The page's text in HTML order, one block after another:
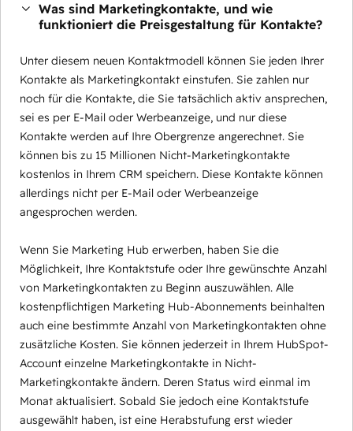
Was sind Marketingkontakte, und wie
funktioniert die Preisgestaltung für Kontakte?
Unter diesem neuen Kontaktmodell können Sie jeden Ihrer
Kontakte als Marketingkontakt einstufen. Sie zahlen nur
noch für die Kontakte, die Sie tatsächlich aktiv ansprechen,
sei es per E-Mail oder Werbeanzeige, und nur diese
Kontakte werden auf Ihre Obergrenze angerechnet. Sie
können bis zu 15 Millionen Nicht-Marketingkontakte
kostenlos in Ihrem CRM speichern. Diese Kontakte können
allerdings nicht per E-Mail oder Werbeanzeige
angesprochen werden.
Wenn Sie Marketing Hub erwerben, haben Sie die
Möglichkeit, Ihre Kontaktstufe oder Ihre gewünschte Anzahl
von Marketingkontakten zu Beginn auszuwählen. Alle
kostenpflichtigen Marketing Hub-Abonnements beinhalten
auch eine bestimmte Anzahl von Marketingkontakten ohne
zusätzliche Kosten. Sie können jederzeit in Ihrem HubSpot-
Account einzelne Marketingkontakte in Nicht-
Marketingkontakte ändern. Deren Status wird einmal im
Monat aktualisiert. Sobald Sie jedoch eine Kontaktstufe
ausgewählt haben, ist eine Herabstufung erst wieder